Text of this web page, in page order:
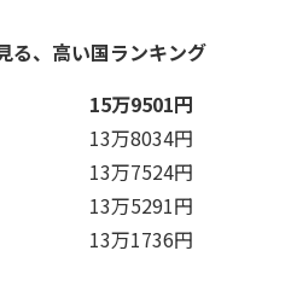
る、高い国ランキング
15万9501円
13万8034円
13万7524円
13万5291円
13万1736円